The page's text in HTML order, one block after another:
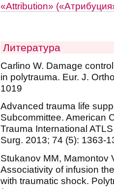
«Attribution»
Литература
Carlino W. Damage
in polytrauma. Eur. J.
1019
Advanced trauma life
Subcommittee. American
Trauma International
Surg. 2013; 74 (5): 1363-
Stukanov MM, Mamontov
Associativity of infusion
with traumatic shock.